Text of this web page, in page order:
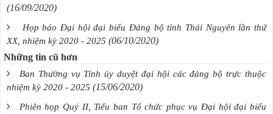
(16/09/2020)
Họp báo Đại hội đại biểu Đảng bộ tỉnh Thái Nguyên lần thứ
XX, nhiệm kỳ 2020 - 2025 (06/10/2020)
Những tin cũ hơn
Ban Thường vụ Tỉnh ủy duyệt đại hội các đảng bộ trực thuộc
nhiệm kỳ 2020 - 2025 (15/06/2020)
Phiên họp Quý II, Tiểu ban Tổ chức phục vụ Đại hội đại biểu